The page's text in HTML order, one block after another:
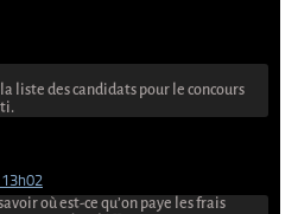
liste des candidats pour le concours
où est-ce qu’on paye les frais